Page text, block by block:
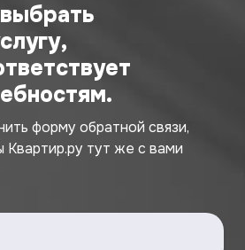
форму обратной связи,
Квартир.ру тут же с вами